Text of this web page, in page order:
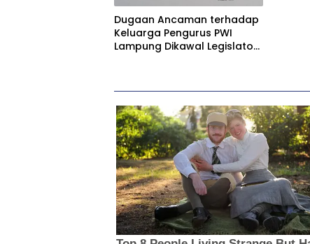
Dugaan Ancaman terhadap
Keluarga Pengurus PWI
Lampung Dikawal Legislator